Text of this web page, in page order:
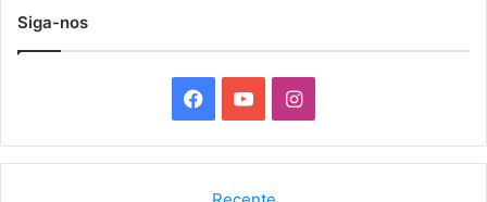
Siga-nos
a
o
I
n